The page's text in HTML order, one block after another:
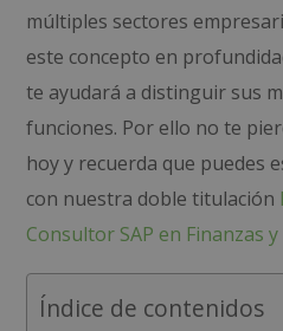
múltiples sectores
este concepto en
te ayudará a distinguir sus
funciones. Por ello no te
hoy y recuerda que puedes
con nuestra doble titulación
Consultor SAP en Finanzas
Índice de contenidos